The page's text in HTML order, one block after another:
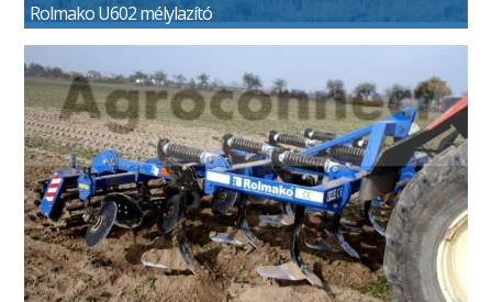
Rolmako U602 mélylazító